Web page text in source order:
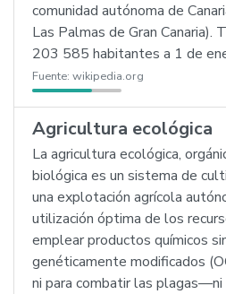
comunidad autónoma de
Las Palmas de Gran Canaria).
203 585 habitantes a 1 de
Fuente: wikipedia.org
Agricultura ecológica
La agricultura ecológica,
biológica es un sistema de
una explotación agrícola
utilización óptima de los
emplear productos químicos
genéticamente modificados
ni para combatir las